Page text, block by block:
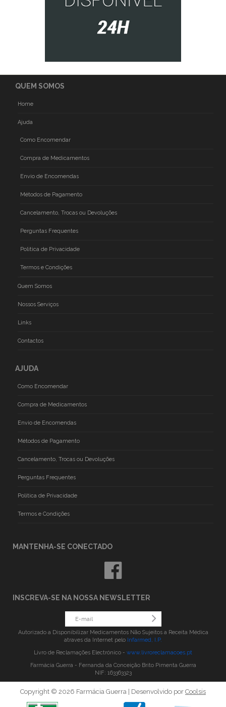
QUEM SOMOS
Home
Ajuda
Como Encomendar
Compra de Medicamentos
Envio de Encomendas
Métodos de Pagamento
Cancelamento, Trocas ou Devoluções
Perguntas Frequentes
Politica de Privacidade
Termos e Condições
Quem Somos
Nossos Serviços
Links
Contactos
AJUDA
Como Encomendar
Compra de Medicamentos
Envio de Encomendas
Métodos de Pagamento
Cancelamento, Trocas ou Devoluções
Perguntas Frequentes
Politica de Privacidade
Termos e Condições
MANTENHA-SE CONECTADO
INSCREVA-SE NA NOSSA NEWSLETTER
Autorizado a Disponibilizar Medicamentos Não Sujeitos a Receita Médica
atraves da Internet pelo Infarmed, I.P.
Livro de Reclamações Electrónico - www.livroreclamacoes.pt
Farmácia Guerra - Fernanda da Conceição Brito Pimenta Guerra
NIF: 163363323
Copyright © 2026 Farmácia Guerra | Desenvolvido por Coolsis